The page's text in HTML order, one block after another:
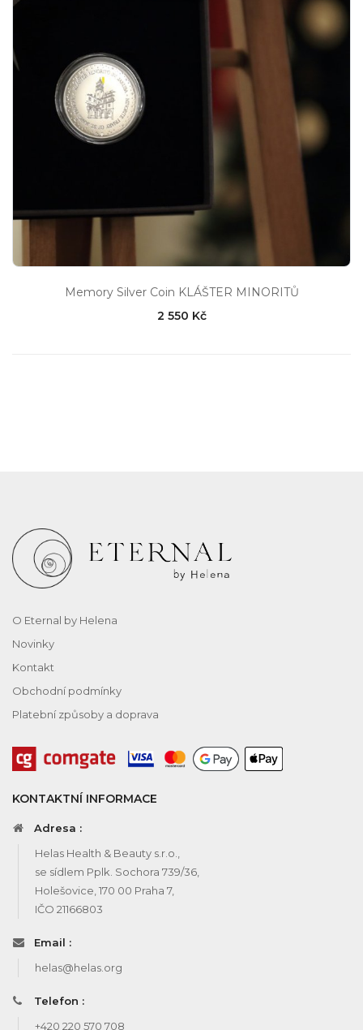
Memory Silver Coin KLÁŠTER MINORITŮ
2 550 Kč
O Eternal by Helena
Novinky
Kontakt
Obchodní podmínky
Platební způsoby a doprava
KONTAKTNÍ INFORMACE
Adresa :
Helas Health & Beauty s.r.o.,
se sídlem Pplk. Sochora 739/36,
Holešovice, 170 00 Praha 7,
IČO 21166803
Email :
helas@helas.org
Telefon :
+420 220 570 708